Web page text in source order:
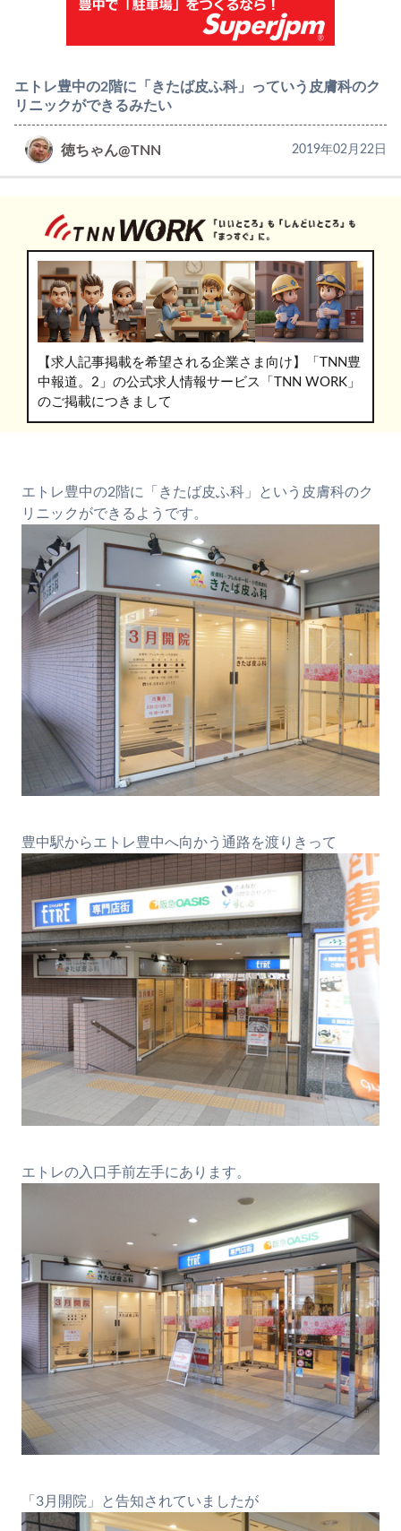
エトレ豊中の2階に「きたば皮ふ科」っていう皮膚科のク
リニックができるみたい
徳ちゃん@TNN 2019年02月22日
【求人記事掲載を希望される企業さま向け】「TNN豊
中報道。2」の公式求人情報サービス「TNN WORK」
のご掲載につきまして
エトレ豊中の2階に「きたば皮ふ科」という皮膚科のク
リニックができるようです。
豊中駅からエトレ豊中へ向かう通路を渡りきって
エトレの入口手前左手にあります。
「3月開院」と告知されていましたが